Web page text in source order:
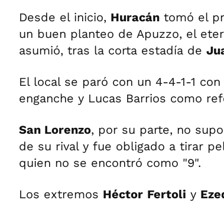
Desde el inicio, Huracán tomó el
un buen planteo de Apuzzo, el
asumió, tras la corta estadía de
El local se paró con un 4-4-1-1
enganche y Lucas Barrios como
San Lorenzo, por su parte, no
de su rival y fue obligado a tirar
quien no se encontró como "9".
Los extremos Héctor Fertoli y